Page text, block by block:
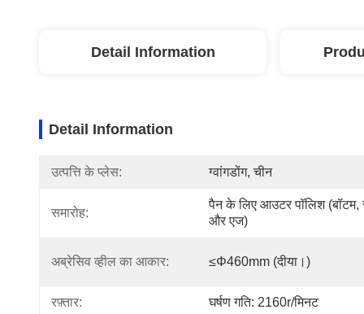
Detail Information
Detail Information
उत्पत्ति के प्लेस: ग्वांगडोंग, चीन
समारोह:
पैन के लिए आउटर पॉलिश (बॉटम,
और एज)
अब्रेसिव व्हील का आकार: ≤φ460mm (दीया।)
रफ़्तार: घर्षण गति: 2160r/मिनट